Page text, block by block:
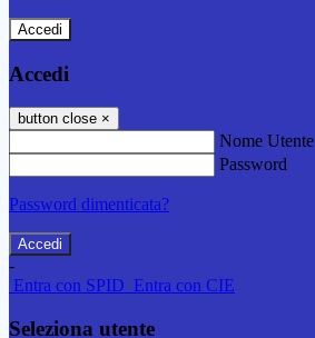
Accedi
Accedi
button close ×
Nome Utente
Password
Password dimenticata?
-
Entra con SPID Entra con CIE
Seleziona utente